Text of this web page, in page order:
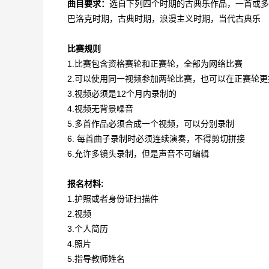
曲目要求： 选自下列四个时期的古典乐作品，一首或
巴洛克时期，古典时期，浪漫主义时期，当代古典乐
比赛规则
1.比赛包含资格赛轮和正赛轮，全部为网络比赛
2.可以使用同一视频参加两轮比赛，也可以在正赛轮
3.视频必须是12个月内录制的
4.视频无背景噪音
5.多首作品必须合成一个视频，可以分别录制
6. 每首曲子录制时必须连续演奏，不得剪切拼接
6.允许多镜头录制，但是声音不可编辑
报名材料:
1.护照或者身份证扫描件
2.视频
3.个人简历
4.照片
5.指导教师姓名